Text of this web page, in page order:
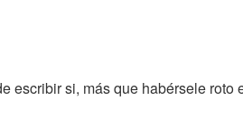
escribir si, más que habérsele